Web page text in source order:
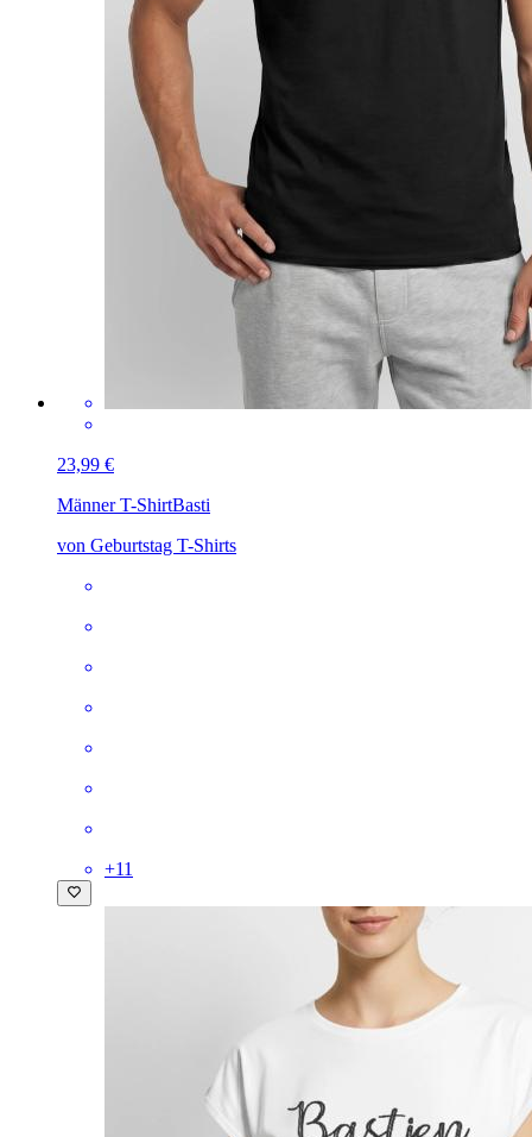
23,99 €
Männer T-ShirtBasti
von Geburtstag T-Shirts
+11